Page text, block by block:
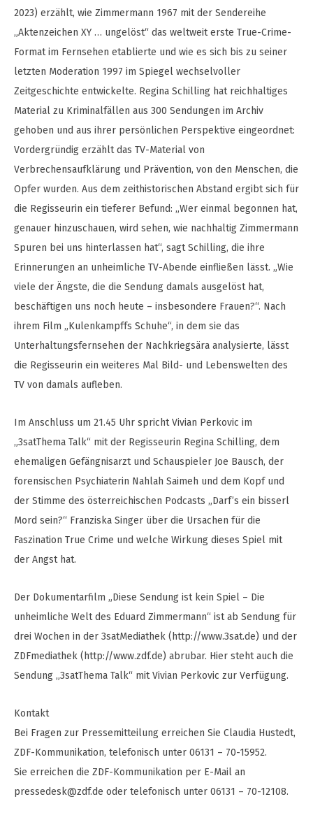
2023) erzählt, wie Zimmermann 1967 mit der Sendereihe
„Aktenzeichen XY … ungelöst“ das weltweit erste True-Crime-
Format im Fernsehen etablierte und wie es sich bis zu seiner
letzten Moderation 1997 im Spiegel wechselvoller
Zeitgeschichte entwickelte. Regina Schilling hat reichhaltiges
Material zu Kriminalfällen aus 300 Sendungen im Archiv
gehoben und aus ihrer persönlichen Perspektive eingeordnet:
Vordergründig erzählt das TV-Material von
Verbrechensaufklärung und Prävention, von den Menschen, die
Opfer wurden. Aus dem zeithistorischen Abstand ergibt sich für
die Regisseurin ein tieferer Befund: „Wer einmal begonnen hat,
genauer hinzuschauen, wird sehen, wie nachhaltig Zimmermann
Spuren bei uns hinterlassen hat“, sagt Schilling, die ihre
Erinnerungen an unheimliche TV-Abende einfließen lässt. „Wie
viele der Ängste, die die Sendung damals ausgelöst hat,
beschäftigen uns noch heute – insbesondere Frauen?“. Nach
ihrem Film „Kulenkampffs Schuhe“, in dem sie das
Unterhaltungsfernsehen der Nachkriegsära analysierte, lässt
die Regisseurin ein weiteres Mal Bild- und Lebenswelten des
TV von damals aufleben.
Im Anschluss um 21.45 Uhr spricht Vivian Perkovic im
„3satThema Talk“ mit der Regisseurin Regina Schilling, dem
ehemaligen Gefängnisarzt und Schauspieler Joe Bausch, der
forensischen Psychiaterin Nahlah Saimeh und dem Kopf und
der Stimme des österreichischen Podcasts „Darf’s ein bisserl
Mord sein?“ Franziska Singer über die Ursachen für die
Faszination True Crime und welche Wirkung dieses Spiel mit
der Angst hat.
Der Dokumentarfilm „Diese Sendung ist kein Spiel – Die
unheimliche Welt des Eduard Zimmermann“ ist ab Sendung für
drei Wochen in der 3satMediathek (http://www.3sat.de) und der
ZDFmediathek (http://www.zdf.de) abrubar. Hier steht auch die
Sendung „3satThema Talk“ mit Vivian Perkovic zur Verfügung.
Kontakt
Bei Fragen zur Pressemitteilung erreichen Sie Claudia Hustedt,
ZDF-Kommunikation, telefonisch unter 06131 – 70-15952.
Sie erreichen die ZDF-Kommunikation per E-Mail an
pressedesk@zdf.de oder telefonisch unter 06131 – 70-12108.